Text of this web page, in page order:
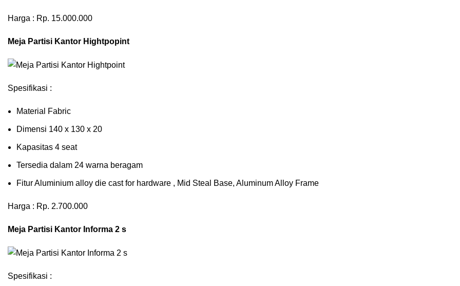
Harga : Rp. 15.000.000
Meja Partisi Kantor Hightpopint
Spesifikasi :
Material Fabric
Dimensi 140 x 130 x 20
Kapasitas 4 seat
Tersedia dalam 24 warna beragam
Fitur Aluminium alloy die cast for hardware , Mid Steal Base, Aluminum Alloy Frame
Harga : Rp. 2.700.000
Meja Partisi Kantor Informa 2 s
Spesifikasi :